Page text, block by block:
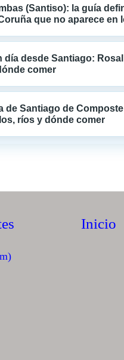
(Santiso): la guía
que no aparece en
día desde Santiago:
comer
de Santiago de
ríos y dónde comer
Inicio